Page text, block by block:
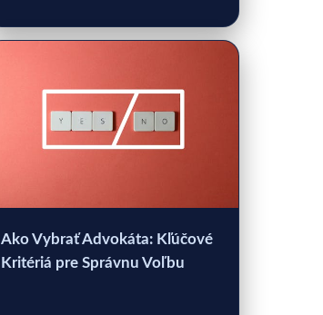
Ako Vybrať Advokáta: Kľúčové
Kritériá pre Správnu Voľbu